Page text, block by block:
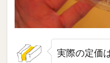
実際の定価